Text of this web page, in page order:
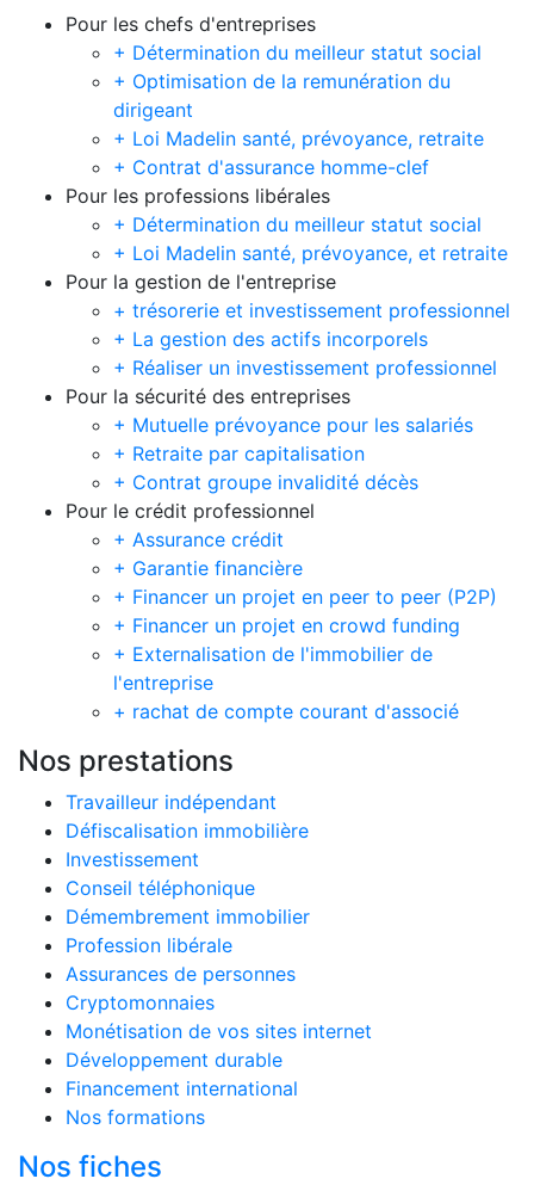
Pour les chefs d'entreprises
+ Détermination du meilleur statut social
+ Optimisation de la remunération du
dirigeant
+ Loi Madelin santé, prévoyance, retraite
+ Contrat d'assurance homme-clef
Pour les professions libérales
+ Détermination du meilleur statut social
+ Loi Madelin santé, prévoyance, et retraite
Pour la gestion de l'entreprise
+ trésorerie et investissement professionnel
+ La gestion des actifs incorporels
+ Réaliser un investissement professionnel
Pour la sécurité des entreprises
+ Mutuelle prévoyance pour les salariés
+ Retraite par capitalisation
+ Contrat groupe invalidité décès
Pour le crédit professionnel
+ Assurance crédit
+ Garantie financière
+ Financer un projet en peer to peer (P2P)
+ Financer un projet en crowd funding
+ Externalisation de l'immobilier de
l'entreprise
+ rachat de compte courant d'associé
Nos prestations
Travailleur indépendant
Défiscalisation immobilière
Investissement
Conseil téléphonique
Démembrement immobilier
Profession libérale
Assurances de personnes
Cryptomonnaies
Monétisation de vos sites internet
Développement durable
Financement international
Nos formations
Nos fiches